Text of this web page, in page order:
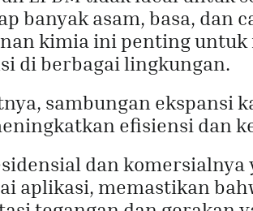
banyak asam, basa, dan
kimia ini penting
di berbagai lingkungan.
sambungan ekspansi
efisiensi dan
dan
aplikasi, memastikan